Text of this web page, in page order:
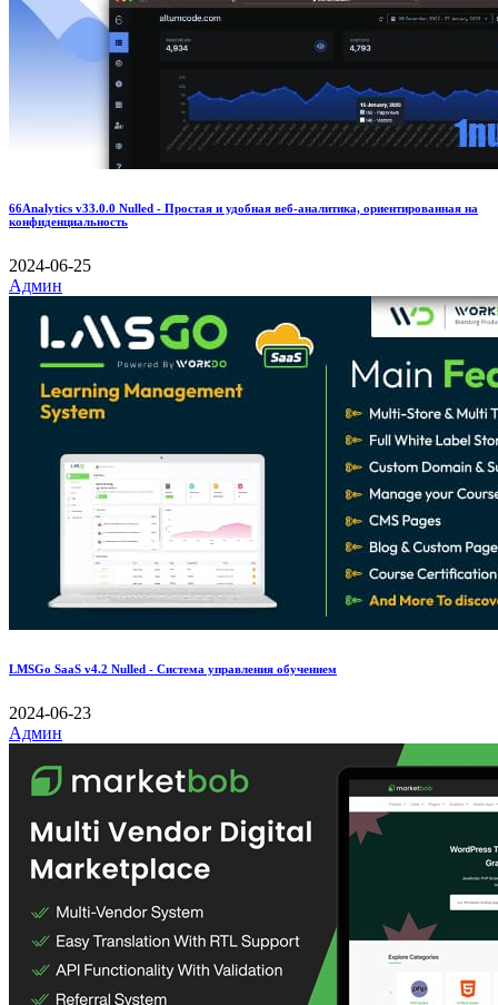
66Analytics v33.0.0 Nulled - Простая и удобная веб-аналитика, ориентированная на
конфиденциальность
2024-06-25
Админ
LMSGo SaaS v4.2 Nulled - Система управления обучением
2024-06-23
Админ